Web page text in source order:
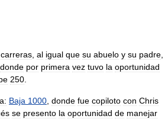
carreras al igual que su abuelo y su padre
donde por primera vez tuvo la oportunidad
250
Baja 1000 donde fue copiloto con Chris
se presento la oportunidad de manejar